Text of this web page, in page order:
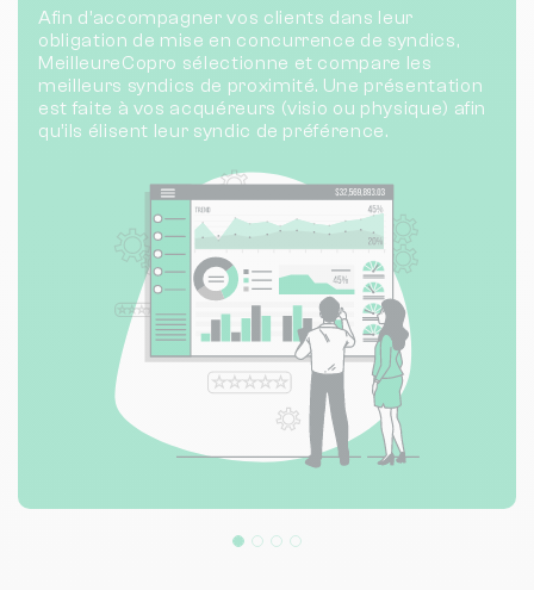
Afin d’accompagner vos clients dans leur
obligation de mise en concurrence de syndics,
MeilleureCopro sélectionne et compare les
meilleurs syndics de proximité. Une présentation
est faite à vos acquéreurs (visio ou physique) afin
qu’ils élisent leur syndic de préférence.